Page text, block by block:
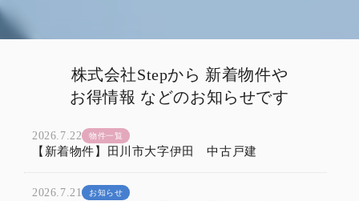
株式会社Stepから 新着物件や
お得情報 などのお知らせです
2026.7.22 物件一覧
【新着物件】田川市大字伊田 中古戸建
2026.7.21 お知らせ